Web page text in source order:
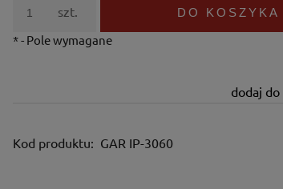
szt. DO KOSZYKA
dodaj
*- Pole wymagane
Kod produktu: GAR IP-3060